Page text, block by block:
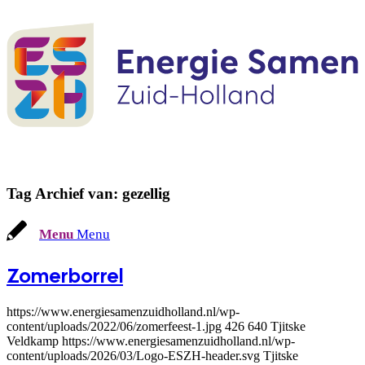
Menu Menu
Tag Archief van: gezellig
Zomerborrel
https://www.energiesamenzuidholland.nl/wp-
content/uploads/2022/06/zomerfeest-1.jpg 426 640 Tjitske
Veldkamp https://www.energiesamenzuidholland.nl/wp-
content/uploads/2026/03/Logo-ESZH-header.svg Tjitske